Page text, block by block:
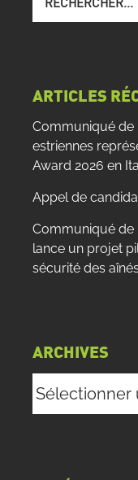
sur
ARTICLES
Communiqué de
estriennes
Award 2026 en
Appel de
Communiqué de
lance un projet
sécurité des
ARCHIVES